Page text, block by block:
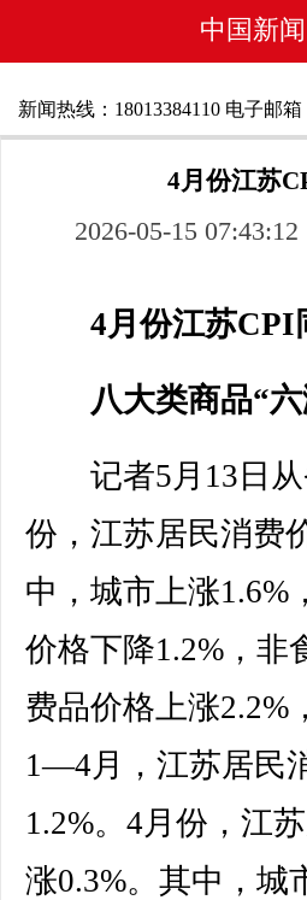
中国新
新闻热线：18013384110 电子邮箱
4月份江苏
2026-05-15 07:43:12
4月份江苏CPI
八大类商品“
记者5月13日从
份，江苏居民消费
中，城市上涨1.6%
价格下降1.2%，非
费品价格上涨2.2%
1—4月，江苏居民
1.2%。4月份，江
涨0.3%。其中，城